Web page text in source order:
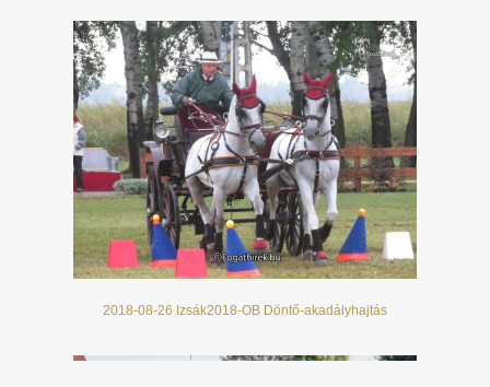
2018-08-26 Izsák2018-OB Döntő-akadályhajtás